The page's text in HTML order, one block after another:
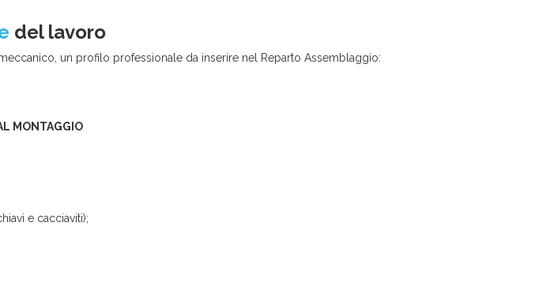
del lavoro
un profilo professionale da inserire nel Reparto Assemblaggio:
MONTAGGIO
e cacciaviti);